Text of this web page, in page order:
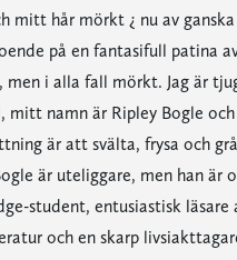
mitt hår mörkt ¿ nu av
på en fantasifull patina
men i alla fall mörkt. Jag är
mitt namn är Ripley Bogle
är att svälta, frysa och
är uteliggare, men han är
student, entusiastisk läsare
och en skarp